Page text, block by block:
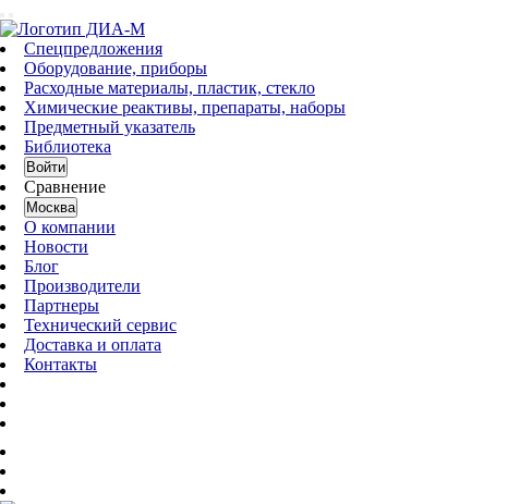
Спецпредложения
Оборудование, приборы
Расходные материалы, пластик, стекло
Химические реактивы, препараты, наборы
Предметный указатель
Библиотека
Войти
Сравнение
Москва
О компании
Новости
Блог
Производители
Партнеры
Технический сервис
Доставка и оплата
Контакты